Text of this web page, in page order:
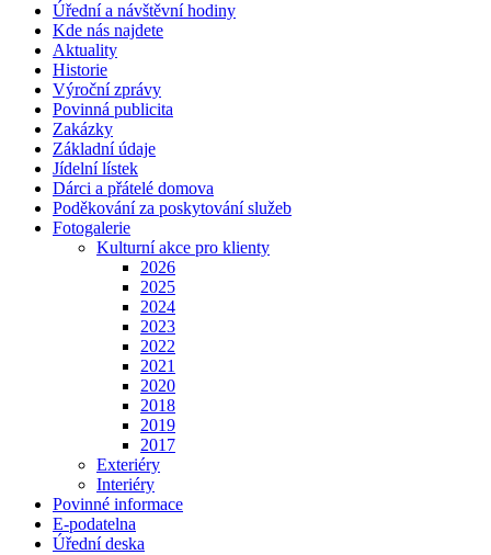
Úřední a návštěvní hodiny
Kde nás najdete
Aktuality
Historie
Výroční zprávy
Povinná publicita
Zakázky
Základní údaje
Jídelní lístek
Dárci a přátelé domova
Poděkování za poskytování služeb
Fotogalerie
Kulturní akce pro klienty
2026
2025
2024
2023
2022
2021
2020
2018
2019
2017
Exteriéry
Interiéry
Povinné informace
E-podatelna
Úřední deska